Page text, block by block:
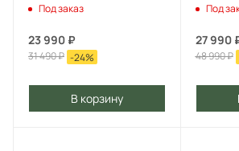
Под заказ
23 990 ₽
31 490₽ -24%
В корзину
Под
27 990
48 990₽